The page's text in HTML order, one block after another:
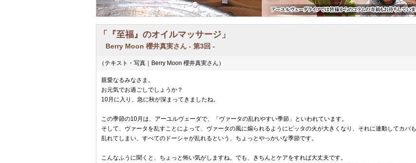
「『至福』のオイルマッサージ」
Berry Moon 櫻井真実さん - 第3回 -
（テキスト・写真｜Berry Moon 櫻井真実さん）
親愛なるみなさま。
お元気でお過ごしでしょうか？
10月に入り、急に秋が深まってきましたね。
この季節の10月は、アーユルヴェーダで、「ヴァータの乱れやすい季節」といわれています。
そして、ヴァータを乱すことによって、ヴァータの風に煽られるようにピッタの火が大きくなり、それに連動してカパも
乱れてしまい、すべてのドーシャが乱れるという、ちょっとやっかいな季節です。
こんなふうに聞くと、ちょっと怖い気がしますね。でも、きちんとケアをすれば大丈夫です。